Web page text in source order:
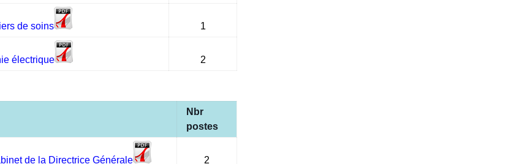
de soins 1
électrique 2
Nbr
postes
de la Directrice Générale 2